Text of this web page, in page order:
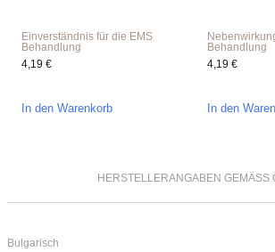
Einverständnis für die EMS
Behandlung
4,19 €
In den Warenkorb
Behandlung
4,19 €
In den
HERSTELLERANGABEN GEMÄSS
Bulgarisch